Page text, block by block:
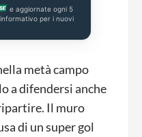
e aggiornate ogni 5
per i nuovi
metà campo
a difendersi anche
Il muro
di un super gol